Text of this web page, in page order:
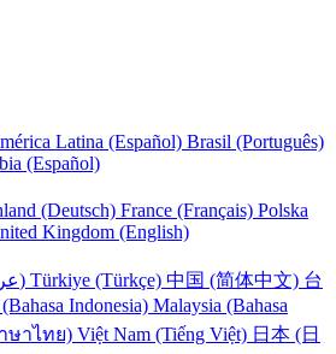
Latina (Español) Brasil (Português)
(Español)
(Deutsch) France (Français) Polska
Kingdom (English)
UAE (عربي) Türkiye (Türkçe) 中国 (简体中文) 台
Indonesia) Malaysia (Bahasa
ษาไทย) Việt Nam (Tiếng Việt) 日本 (日